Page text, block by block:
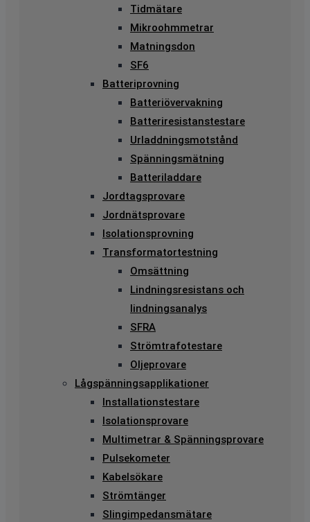
Tidmätare
Mikroohmmetrar
Matningsdon
SF6
Batteriprovning
Batteriövervakning
Batteriresistanstestare
Urladdningsmotstånd
Spänningsmätning
Batteriladdare
Jordtagsprovare
Jordnätsprovare
Isolationsprovning
Transformatortestning
Omsättning
Lindningsresistans och
lindningsanalys
SFRA
Strömtrafotestare
Oljeprovare
Lågspänningsapplikationer
Installationstestare
Isolationsprovare
Multimetrar & Spänningsprovare
Pulsekometer
Kabelsökare
Strömtänger
Slingimpedansmätare